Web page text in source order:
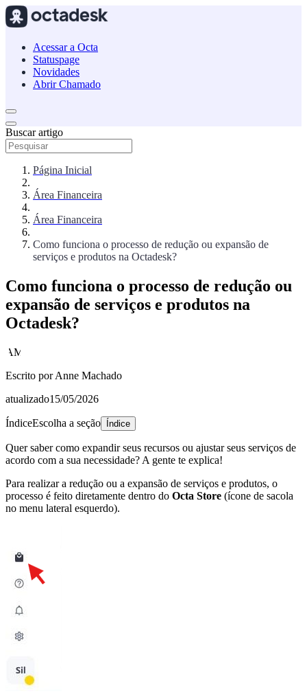
Acessar a Octa
Statuspage
Novidades
Abrir Chamado
Buscar artigo
Página Inicial
Área Financeira
Área Financeira
Como funciona o processo de redução ou expansão de
serviços e produtos na Octadesk?
Como funciona o processo de redução ou
expansão de serviços e produtos na
Octadesk?
AM
Escrito porAnne Machado
atualizado15/05/2026
ÍndiceEscolha a seção Índice
Quer saber como expandir seus recursos ou ajustar seus serviços de
acordo com a sua necessidade? A gente te explica!
Para realizar a redução ou a expansão de serviços e produtos, o
processo é feito diretamente dentro do Octa Store (ícone de sacola
no menu lateral esquerdo).